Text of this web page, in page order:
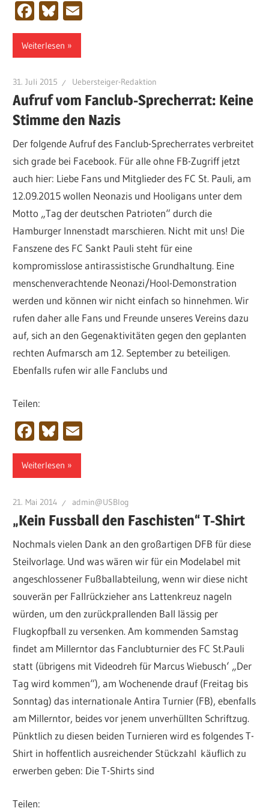
Facebook
Bluesky
Weiterlesen
31. Juli 2015 Uebersteiger-Redaktion
Aufruf vom Fanclub-Sprecherrat: Keine
Stimme den Nazis
Der folgende Aufruf des Fanclub-Sprecherrates verbreitet
sich grade bei Facebook. Für alle ohne FB-Zugriff jetzt
auch hier: Liebe Fans und Mitglieder des FC St. Pauli, am
12.09.2015 wollen Neonazis und Hooligans unter dem
Motto „Tag der deutschen Patrioten“ durch die
Hamburger Innenstadt marschieren. Nicht mit uns! Die
Fanszene des FC Sankt Pauli steht für eine
kompromisslose antirassistische Grundhaltung. Eine
menschenverachtende Neonazi/Hool-Demonstration
werden und können wir nicht einfach so hinnehmen. Wir
rufen daher alle Fans und Freunde unseres Vereins dazu
auf, sich an den Gegenaktivitäten gegen den geplanten
rechten Aufmarsch am 12. September zu beteiligen.
Ebenfalls rufen wir alle Fanclubs und
Teilen:
Facebook
Bluesky
Weiterlesen
21. Mai 2014 admin@USBlog
„Kein Fussball den Faschisten“ T-Shirt
Nochmals vielen Dank an den großartigen DFB für diese
Steilvorlage. Und was wären wir für ein Modelabel mit
angeschlossener Fußballabteilung, wenn wir diese nicht
souverän per Fallrückzieher ans Lattenkreuz nageln
würden, um den zurückprallenden Ball lässig per
Flugkopfball zu versenken. Am kommenden Samstag
findet am Millerntor das Fanclubturnier des FC St.Pauli
statt (übrigens mit Videodreh für Marcus Wiebusch‘ „Der
Tag wird kommen“), am Wochenende drauf (Freitag bis
Sonntag) das internationale Antira Turnier (FB), ebenfalls
am Millerntor, beides vor jenem unverhüllten Schriftzug.
Pünktlich zu diesen beiden Turnieren wird es folgendes T-
Shirt in hoffentlich ausreichender Stückzahl käuflich zu
erwerben geben: Die T-Shirts sind
Teilen: